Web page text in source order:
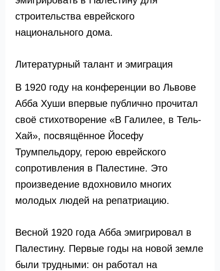
строительства еврейского
национального дома.
Литературный талант и эмиграция
В 1920 году на конференции во Львове
Абба Хуши впервые публично прочитал
своё стихотворение «В Галилее, в Тель-
Хай», посвящённое Йосефу
Трумпельдору, герою еврейского
сопротивления в Палестине. Это
произведение вдохновило многих
молодых людей на репатриацию.
Весной 1920 года Абба эмигрировал в
Палестину. Первые годы на новой земле
были трудными: он работал на